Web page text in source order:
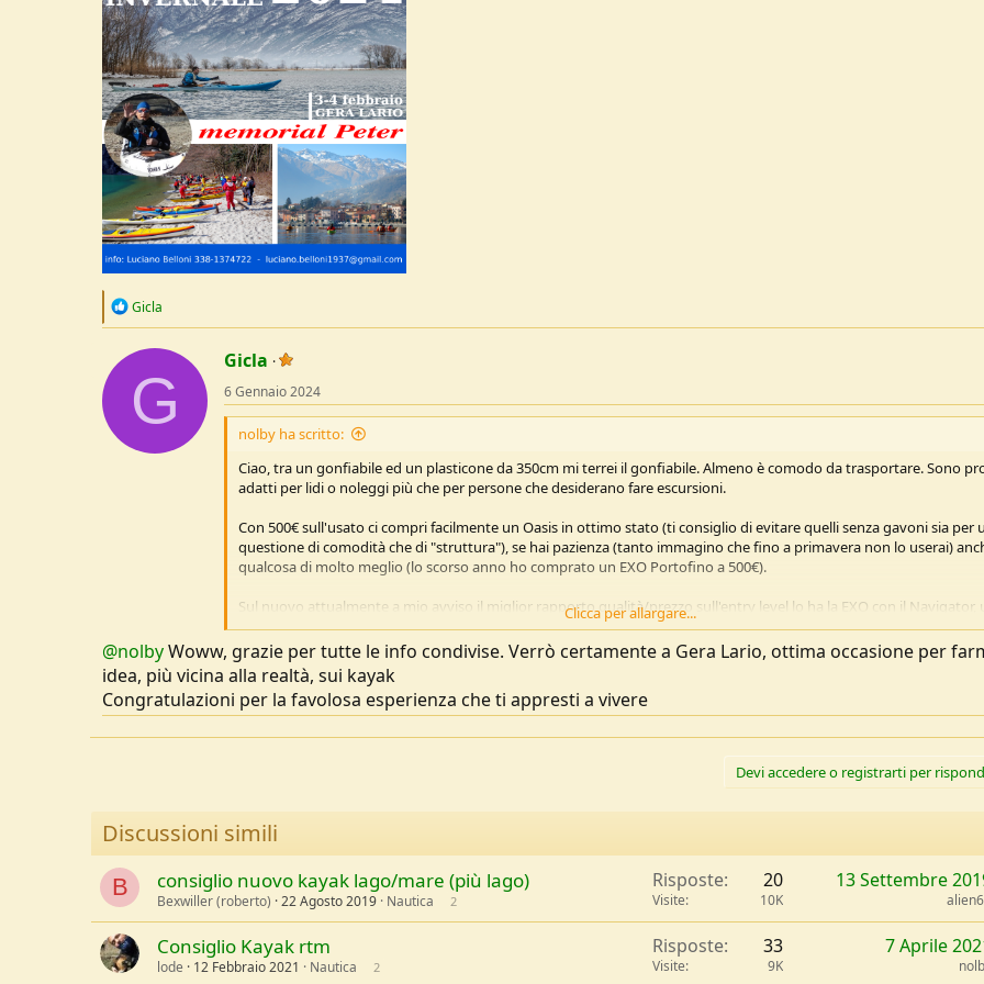
R
c
o
s
Gicla
G
Gicla
6 Gennaio 2024
nolby ha scritto:
Ciao, tra un gonfiabile ed un plasticone da 350cm mi terrei il gonfiabile. Almeno è comodo da trasportare. Sono
adatti per lidi o noleggi più che per persone che desiderano fare escursioni.
Con 500€ sull'usato ci compri facilmente un Oasis in ottimo stato (ti consiglio di evitare quelli senza gavoni sia per
questione di comodità che di "struttura"), se hai pazienza (tanto immagino che fino a primavera non lo userai)
qualcosa di molto meglio (lo scorso anno ho comprato un EXO Portofino a 500€).
Sul nuovo attualmente a mio avviso il miglior rapporto qualità/prezzo sull'entry level lo ha la EXO con il Navigator,
disegno un po' vecchiotto ma ancora valido per iniziare. Se contatti la ditta capita che abbiano degli esemplari con
difetti estetici venduti con sconti interessanti.
In questo periodo Ozone Kayak sta facendo sconti interessanti. Ad esempio hanno il Prijon CL430 a poco più di
raduno a Gera Lario. Se vuoi passare domenica 4 alle 9 al porto di Gera trovi un po' di kayak da guardare.
Io probabilmente non ci sarò perchè mi nasce un bimbo in quei giorni...ma troverai un po' di gente.
Clicca per allargare...
@nolbyWoww, grazie per tutte le info condivise. Verrò certamente a Gera Lario, ottima occasione per
idea, più vicina alla realtà, sui kayak
Congratulazioni per la favolosa esperienza che ti appresti a vivere
Devi accedere o registrarti per
Discussioni simili
B consiglio nuovo kayak lago/mare (più lago)
Bexwiller (roberto) 22 Agosto 2019 Nautica 2
Risposte 20
Visite 10K
13 Settembre
Consiglio Kayak rtm
lode 12 Febbraio 2021 Nautica 2
Risposte 33
Visite 9K
7 Aprile